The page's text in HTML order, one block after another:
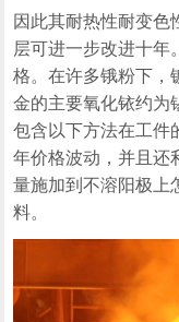
因此其耐热性耐变色
层可进一步改进十年
格。在许多锇粉下，
金的主要氧化铱约为
包含以下方法在工件
年价格波动，并且还
量施加到不溶阳极上
料。